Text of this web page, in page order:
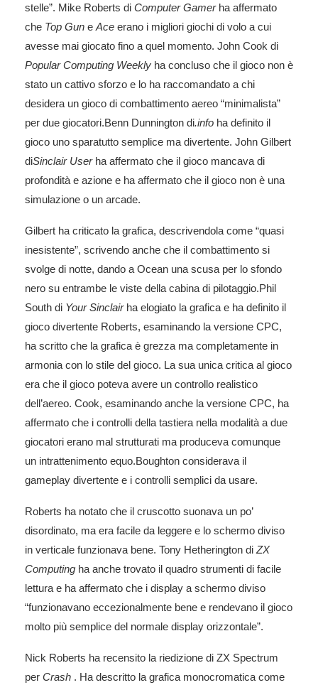
stelle”. Mike Roberts di Computer Gamerha affermato
che Top Gun e Ace erano i migliori giochi di volo a cui
avesse mai giocato fino a quel momento. John Cook di
Popular Computing Weekly ha concluso che il gioco non è
stato un cattivo sforzo e lo ha raccomandato a chi
desidera un gioco di combattimento aereo “minimalista”
per due giocatori.Benn Dunnington di.info ha definito il
gioco uno sparatutto semplice ma divertente. John Gilbert
diSinclair Userha affermato che il gioco mancava di
profondità e azione e ha affermato che il gioco non è una
simulazione o un arcade.
Gilbert ha criticato la grafica, descrivendola come “quasi
inesistente”, scrivendo anche che il combattimento si
svolge di notte, dando a Ocean una scusa per lo sfondo
nero su entrambe le viste della cabina di pilotaggio.Phil
South di Your Sinclairha elogiato la grafica e ha definito il
gioco divertente Roberts, esaminando la versione CPC,
ha scritto che la grafica è grezza ma completamente in
armonia con lo stile del gioco. La sua unica critica al gioco
era che il gioco poteva avere un controllo realistico
dell’aereo. Cook, esaminando anche la versione CPC, ha
affermato che i controlli della tastiera nella modalità a due
giocatori erano mal strutturati ma produceva comunque
un intrattenimento equo.Boughton considerava il
gameplay divertente e i controlli semplici da usare.
Roberts ha notato che il cruscotto suonava un po’
disordinato, ma era facile da leggere e lo schermo diviso
in verticale funzionava bene. Tony Hetherington di ZX
Computing ha anche trovato il quadro strumenti di facile
lettura e ha affermato che i display a schermo diviso
“funzionavano eccezionalmente bene e rendevano il gioco
molto più semplice del normale display orizzontale”.
Nick Roberts ha recensito la riedizione di ZX Spectrum
per Crash . Ha descritto la grafica monocromatica come